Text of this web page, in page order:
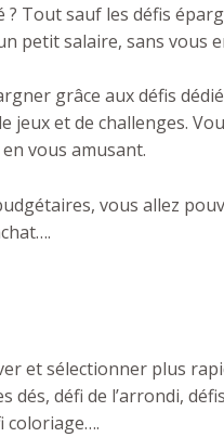
Tout sauf les défis
petit salaire, sans vous
grâce aux défis
jeux et de challenges.
vous amusant.
vous allez
et sélectionner plus
dés, défi de l’arrondi,
coloriage….